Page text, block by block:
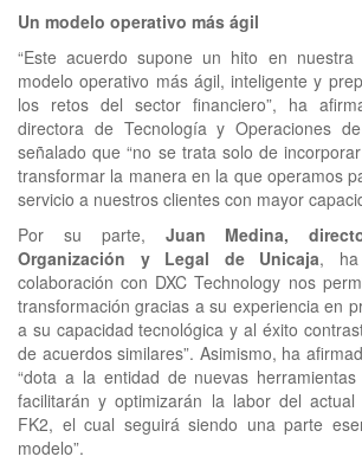
Un modelo operativo más ágil
“Este acuerdo supone un hito en nuestra
modelo operativo más ágil, inteligente y
los retos del sector financiero”, ha
directora de Tecnología y Operaciones
señalado que “no se trata solo de
transformar la manera en la que operamos
servicio a nuestros clientes con mayor
Por su parte, Juan Medina,
Organización y Legal de Unicaja, ha
colaboración con DXC Technology nos
transformación gracias a su experiencia en
a su capacidad tecnológica y al éxito
de acuerdos similares”. Asimismo, ha
“dota a la entidad de nuevas
facilitarán y optimizarán la labor del
FK2, el cual seguirá siendo una parte
modelo”.